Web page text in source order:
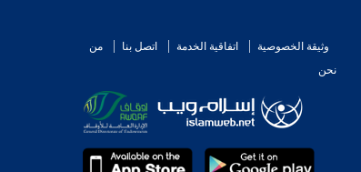
وثيقة الخصوصية اتفاقية الخدمة اتصل بنا
من
نحن